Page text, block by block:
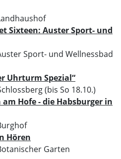
Sixteen: Auster Sport- und
Sport- und Wellnessbad
Uhrturm Spezial“
(bis So 18.10.)
Hofe - die Habsburger in
Hören
Garten